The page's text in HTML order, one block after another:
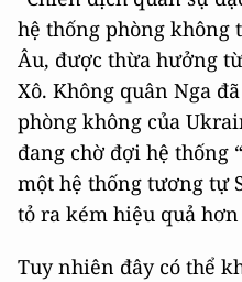
hệ thống phòng không
Âu, được thừa hưởng
Xô. Không quân Nga
phòng không của
đang chờ đợi hệ thống
một hệ thống tương tự
tỏ ra kém hiệu quả
Tuy nhiên đây có thể